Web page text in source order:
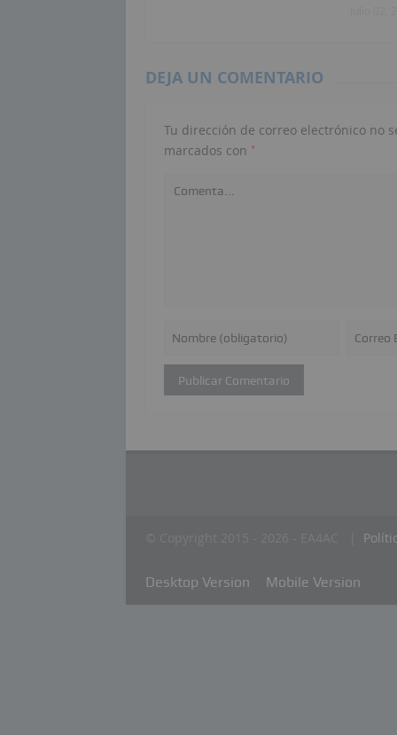
DEJA UN COMENTARIO
Tu dirección de correo electrónico no
marcados con *
Desktop Version Mobile Version